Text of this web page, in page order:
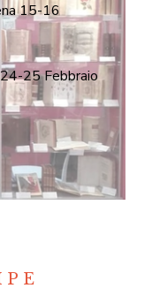
15-16
25 Febbraio